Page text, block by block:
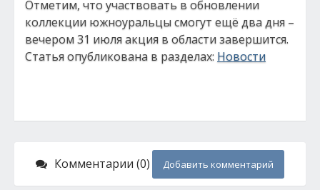
Отметим, что участвовать в обновлении
коллекции южноуральцы смогут ещё два дня –
вечером 31 июля акция в области завершится.
Статья опубликована в разделах: Новости
Комментарии (0) Добавить комментарий